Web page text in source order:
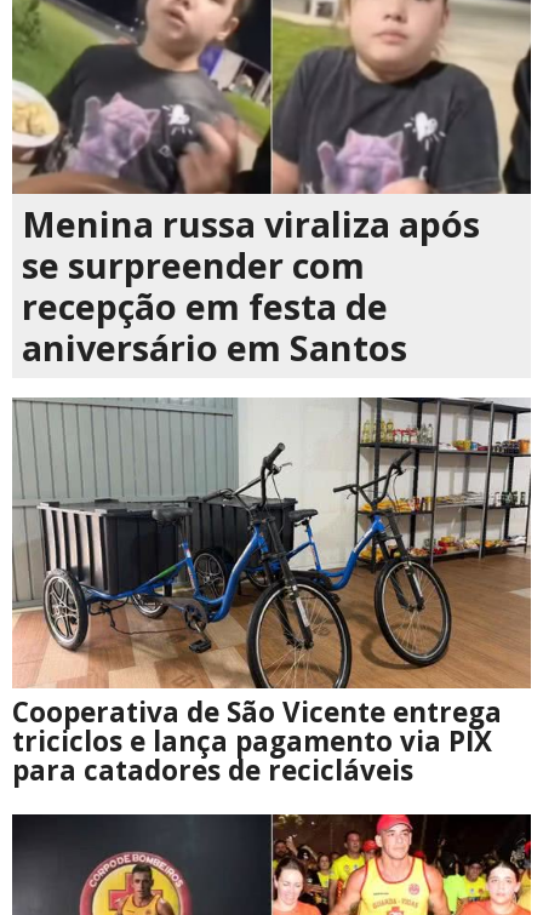
Menina russa viraliza após
se surpreender com
recepção em festa de
aniversário em Santos
Cooperativa de São Vicente entrega
triciclos e lança pagamento via PIX
para catadores de recicláveis